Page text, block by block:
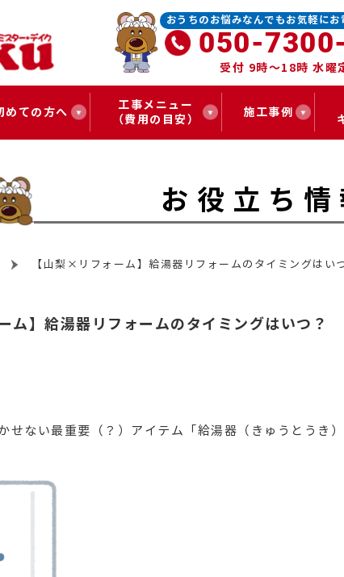
おうちのお悩みなんでもお気軽にお
050-
受付 9時～18時 水曜
めての方へ
工事メニュー
（費用の目安）
施工事例
お役立ち情
【山梨×リフォーム】給湯器リフォームのタイミングはい
ム】給湯器リフォームのタイミングはいつ？
せない最重要（？）アイテム「給湯器（きゅうとうき